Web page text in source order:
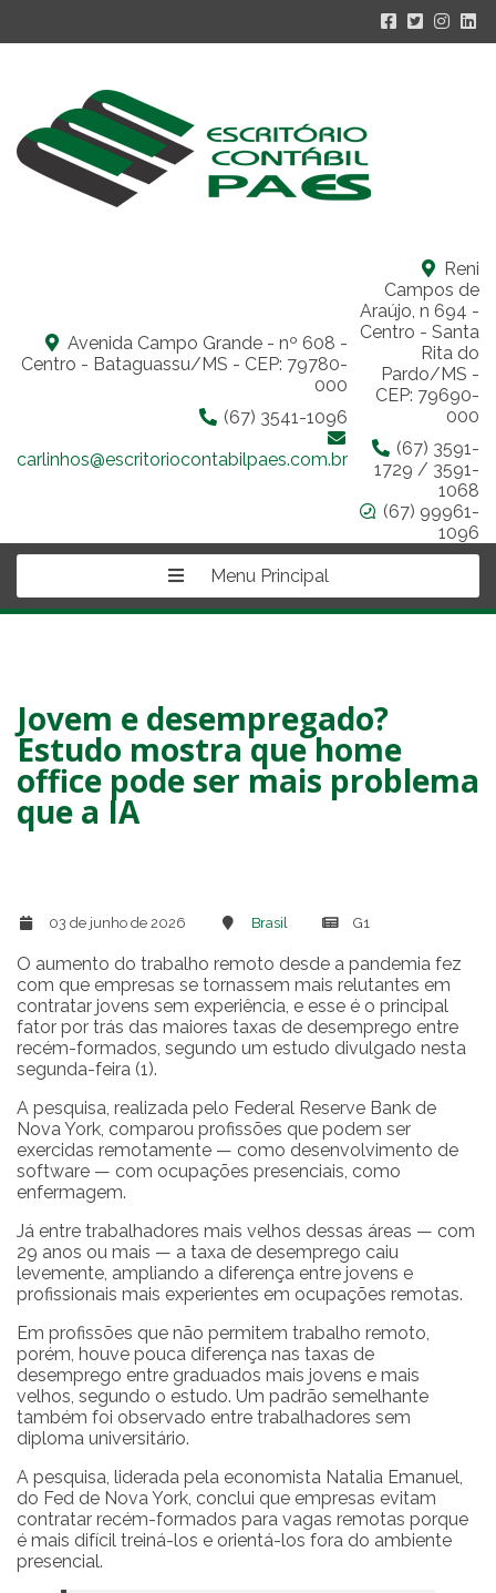
Avenida Campo Grande - nº 608 -
Centro - Bataguassu/MS - CEP: 79780-
000
(67) 3541-1096
carlinhos@escritoriocontabilpaes.com.br
Reni
Campos de
Araújo, n 694 -
Centro - Santa
Rita do
Pardo/MS -
CEP: 79690-
000
(67) 3591-
1729 / 3591-
1068
(67) 99961-
1096
Menu Principal
Jovem e desempregado?
Estudo mostra que home
office pode ser mais problema
que a IA
03 de junho de 2026 Brasil G1
O aumento do trabalho remoto desde a pandemia fez
com que empresas se tornassem mais relutantes em
contratar jovens sem experiência, e esse é o principal
fator por trás das maiores taxas de desemprego entre
recém-formados, segundo um estudo divulgado nesta
segunda-feira (1).
A pesquisa, realizada pelo Federal Reserve Bank de
Nova York, comparou profissões que podem ser
exercidas remotamente — como desenvolvimento de
software — com ocupações presenciais, como
enfermagem.
Já entre trabalhadores mais velhos dessas áreas — com
29 anos ou mais — a taxa de desemprego caiu
levemente, ampliando a diferença entre jovens e
profissionais mais experientes em ocupações remotas.
Em profissões que não permitem trabalho remoto,
porém, houve pouca diferença nas taxas de
desemprego entre graduados mais jovens e mais
velhos, segundo o estudo. Um padrão semelhante
também foi observado entre trabalhadores sem
diploma universitário.
A pesquisa, liderada pela economista Natalia Emanuel,
do Fed de Nova York, conclui que empresas evitam
contratar recém-formados para vagas remotas porque
é mais difícil treiná-los e orientá-los fora do ambiente
presencial.